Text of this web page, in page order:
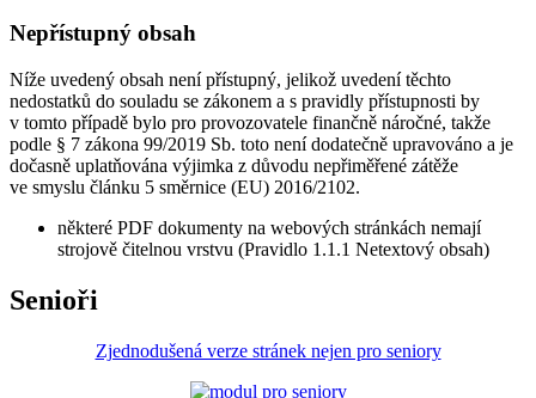
Nepřístupný obsah
Níže uvedený obsah není přístupný, jelikož uvedení těchto
nedostatků do souladu se zákonem a s pravidly přístupnosti by
v tomto případě bylo pro provozovatele finančně náročné, takže
podle § 7 zákona 99/2019 Sb. toto není dodatečně upravováno a je
dočasně uplatňována výjimka z důvodu nepřiměřené zátěže
ve smyslu článku 5 směrnice (EU) 2016/2102.
některé PDF dokumenty na webových stránkách nemají
strojově čitelnou vrstvu (Pravidlo 1.1.1 Netextový obsah)
Senioři
Zjednodušená verze stránek nejen pro seniory